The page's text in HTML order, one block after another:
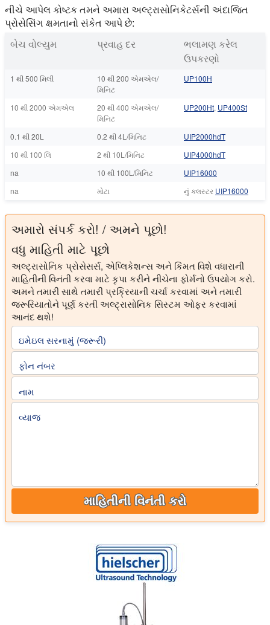
નીચે આપેલ કોષ્ટક તમને અમારા અલ્ટ્રાસોનિકેટર્સની અંદાજિત
પ્રોસેસિંગ ક્ષમતાનો સંકેત આપે છે:
બેચ વોલ્યુમ
પ્રવાહ દર
ભલામણ કરેલ
ઉપકરણો
1 થી 500 મિલી
10 થી 200 એમએલ/
મિનિટ
UP100H
10 થી 2000 એમએલ
20 થી 400 એમએલ/
મિનિટ
UP200Ht, UP400St
0.1 થી 20L 0.2 થી 4L/મિનિટ
UIP2000hdT
10 થી 100 લિ
2 થી 10L/મિનિટ
UIP4000hdT
na
10 થી 100L/મિનિટ
UIP16000
na
મોટા નું ક્લસ્ટર UIP16000
અમારો સંપર્ક કરો! / અમને પૂછો!
વધુ માહિતી માટે પૂછો
અલ્ટ્રાસોનિક પ્રોસેસર્સ, એપ્લિકેશન્સ અને કિંમત વિશે વધારાની
માહિતીની વિનંતી કરવા માટે કૃપા કરીને નીચેના ફોર્મનો ઉપયોગ કરો.
અમને તમારી સાથે તમારી પ્રક્રિયાની ચર્ચા કરવામાં અને તમારી
જરૂરિયાતોને પૂર્ણ કરતી અલ્ટ્રાસોનિક સિસ્ટમ ઓફર કરવામાં
આનંદ થશે!
ઇમેઇલ સરનામું (જરૂરી)
ફોન નંબર
નામ
વ્યાજ
માહિતીની વિનંતી કરો